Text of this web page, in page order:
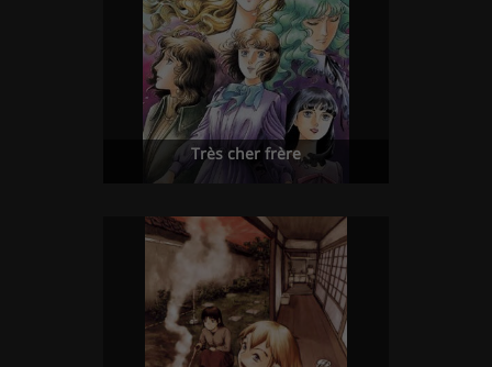
Très cher frère